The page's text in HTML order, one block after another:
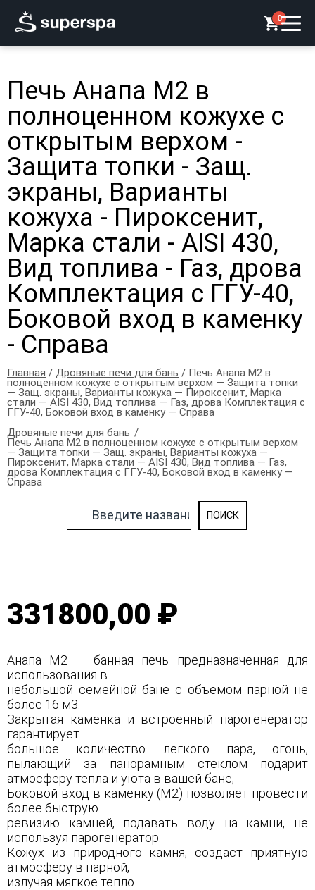
0
Печь Анапа М2 в
полноценном кожухе с
открытым верхом -
Защита топки - Защ.
экраны, Варианты
кожуха - Пироксенит,
Марка стали - AISI 430,
Вид топлива - Газ, дрова
Комплектация с ГГУ-40,
Боковой вход в каменку
- Справа
Главная / Дровяные печи для бань / Печь Анапа М2 в
полноценном кожухе с открытым верхом — Защита топки
— Защ. экраны, Варианты кожуха — Пироксенит, Марка
стали — AISI 430, Вид топлива — Газ, дрова Комплектация с
ГГУ-40, Боковой вход в каменку — Справа
Дровяные печи для бань
Печь Анапа М2 в полноценном кожухе с открытым верхом
— Защита топки — Защ. экраны, Варианты кожуха —
Пироксенит, Марка стали — AISI 430, Вид топлива — Газ,
дрова Комплектация с ГГУ-40, Боковой вход в каменку —
Справа
331800,00 ₽
Анапа М2 — банная печь предназначенная для
использования в
небольшой семейной бане с объемом парной не
более 16 м3.
Закрытая каменка и встроенный парогенератор
гарантирует
большое количество легкого пара, огонь,
пылающий за панорамным стеклом подарит
атмосферу тепла и уюта в вашей бане,
Боковой вход в каменку (М2) позволяет провести
более быструю
ревизию камней, подавать воду на камни, не
используя парогенератор.
Кожух из природного камня, создаст приятную
атмосферу в парной,
излучая мягкое тепло.